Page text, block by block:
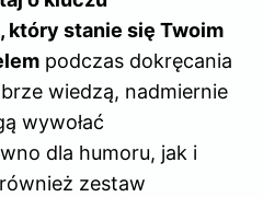
stanie się Twoim
podczas dokręcania
wiedzą, nadmiernie
wywołać
dla humoru, jak i
zestaw